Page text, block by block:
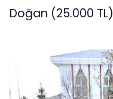
Doğan (25.000 TL)